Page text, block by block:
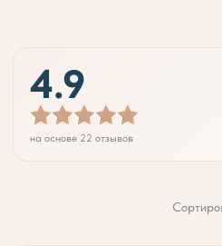
4.9
на основе 22 отзывов